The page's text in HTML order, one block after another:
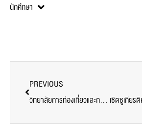
นักศึกษา
PREVIOUS
วิทยาลัยการท่องเที่ยวและการบริการ ม.ศรีปทุม สืบสานวัฒนธรรมไทย ต้อนรับคณบดีคนใหม่